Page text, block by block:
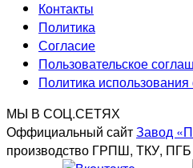
Контакты
Политика
Согласие
Пользовательское
Политика
МЫ В СОЦ.СЕТЯХ
Оффициальный сайтЗавод
производство ГРПШ, ТКУ,